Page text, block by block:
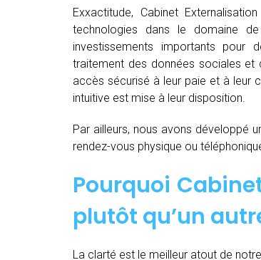
Exxactitude, Cabinet
technologies dans le domaine
investissements importants pour
traitement des données sociales et
accès sécurisé à leur paie et à leur
intuitive est mise à leur disposition.
Par ailleurs, nous avons développé
rendez-vous physique ou
Pourquoi
plutôt qu’un
La clarté est le meilleur atout de